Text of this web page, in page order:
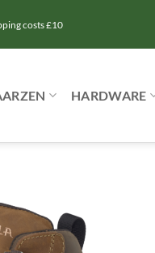
costs £10
HARDWARE